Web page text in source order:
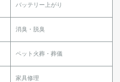
バッテリー上がり
消臭・脱臭
ペット火葬・葬儀
家具修理